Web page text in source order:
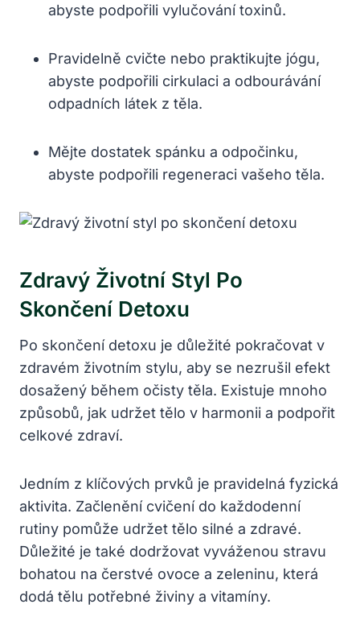
abyste⁤ podpořili ​vylučování toxinů.
Pravidelně ‍cvičte nebo praktikujte jógu,
‍abyste podpořili⁣ cirkulaci a odbourávání
odpadních látek⁢ z těla.
Mějte ‍dostatek spánku a odpočinku,​
abyste ⁢podpořili regeneraci vašeho⁣ těla.
Zdravý Životní Styl Po​
Skončení Detoxu
Po skončení⁤ detoxu ‌je důležité ⁤pokračovat v
zdravém životním stylu, aby se​ nezrušil ⁢efekt
⁤dosažený během ⁣očisty těla.⁣ Existuje‍ mnoho
způsobů,⁣ jak ‍udržet tělo v harmonii a podpořit
celkové zdraví.
Jedním z klíčových prvků​ je pravidelná fyzická
aktivita. Začlenění‌ cvičení do ​každodenní
⁤rutiny‌ pomůže⁢ udržet tělo silné a ‍zdravé.
Důležité je ​také dodržovat vyváženou stravu⁢
bohatou na čerstvé ⁤ovoce ‍a‌ zeleninu,‌ která
dodá‍ tělu​ potřebné živiny⁢ a vitamíny.